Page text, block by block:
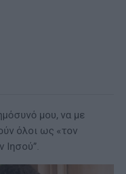
μου, να με
όλοι ως «τον